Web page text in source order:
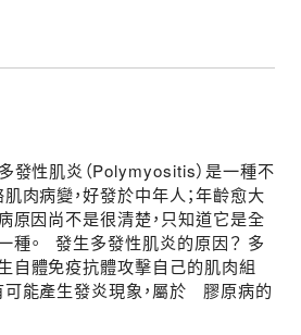
發性肌炎（Polymyositis）是一種不
肉病變，好發於中年人；年齡愈大
原因尚不是很清楚，只知道它是全
種。 發生多發性肌炎的原因？ 多
自體免疫抗體攻擊自己的肌肉組
可能產生發炎現象，屬於 膠原病的